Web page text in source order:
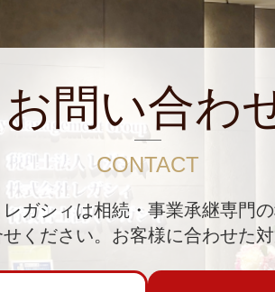
お問い合わ
CONTACT
レガシィは相続・事業承継専門
ください。 お客様に合わせた